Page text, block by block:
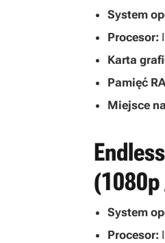
System
Procesor:
Karta
Pamięć
Miejsce
System
Procesor: